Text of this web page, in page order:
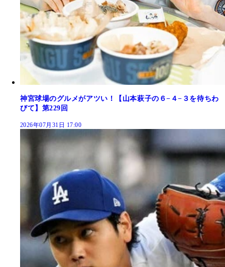
神宮球場のグルメがアツい！【山本萩子の６−４−３を待ちわ
びて】第229回
2026年07月31日 17:00